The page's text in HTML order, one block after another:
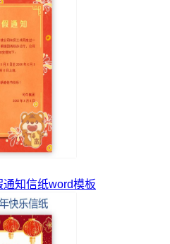
知信纸word模板